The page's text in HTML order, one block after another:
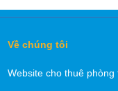
Về chúng tôi
Website cho thuê